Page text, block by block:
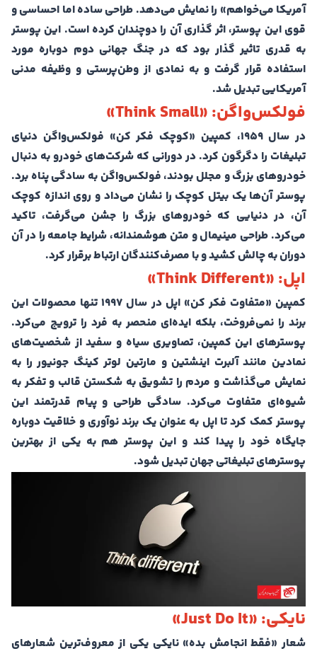
آمریکا می‌خواهم» را نمایش می‌دهد. طراحی ساده اما احساسی و
قوی این پوستر، اثر گذاری آن را دوچندان کرده است. این پوستر
به قدری تاثیر گذار بود که در جنگ جهانی دوم دوباره مورد
استفاده قرار گرفت و به نمادی از وطن‌پرستی و وظیفه مدنی
آمریکایی تبدیل شد.
فولکس‌واگن: «Think Small»
در سال ۱۹۵۹، کمپین «کوچک فکر کن» فولکس‌واگن دنیای
تبلیغات را دگرگون کرد. در دورانی که شرکت‌های خودرو به دنبال
خودروهای بزرگ و مجلل بودند، فولکس‌واگن به سادگی پناه برد.
پوستر آن‌ها یک بیتل کوچک را نشان می‌داد و روی اندازه کوچک
آن، در دنیایی که خودروهای بزرگ را جشن می‌گرفت، تاکید
می‌کرد. طراحی مینیمال و متن هوشمندانه، شرایط جامعه را در آن
دوران به چالش کشید و با مصرف‌کنندگان ارتباط برقرار کرد.
اپل: «Think Different»
کمپین «متفاوت فکر کن» اپل در سال ۱۹۹۷ تنها محصولات این
برند را نمی‌فروخت، بلکه ایده‌ای منحصر به فرد را ترویج می‌کرد.
پوسترهای این کمپین، تصاویری سیاه و سفید از شخصیت‌های
نمادین مانند آلبرت اینشتین و مارتین لوتر کینگ جونیور را به
نمایش می‌گذاشت و مردم را تشویق به شکستن قالب و تفکر به
شیوه‌ای متفاوت می‌کرد. سادگی طراحی و پیام قدرتمند این
پوستر کمک کرد تا اپل به عنوان یک برند نوآوری و خلاقیت دوباره
جایگاه خود را پیدا کند و این پوستر هم به یکی از بهترین
پوسترهای تبلیغاتی جهان تبدیل شود.
نایکی: «Just Do It»
شعار «فقط انجامش بده» نایکی یکی از معروف‌ترین شعارهای